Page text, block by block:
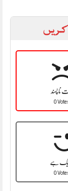
کریں
نا پسند
0
ہے
0